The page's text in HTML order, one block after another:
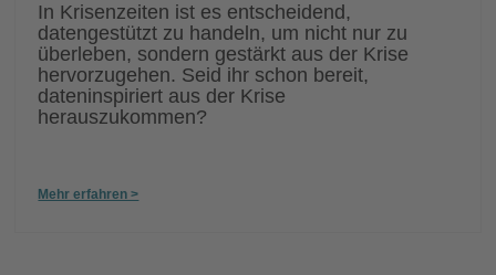
In Krisenzeiten ist es entscheidend,
datengestützt zu handeln, um nicht nur zu
überleben, sondern gestärkt aus der Krise
hervorzugehen. Seid ihr schon bereit,
dateninspiriert aus der Krise
herauszukommen?
Mehr erfahren >